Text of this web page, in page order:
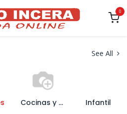
0
See All
Cocinas y Baños Infantil